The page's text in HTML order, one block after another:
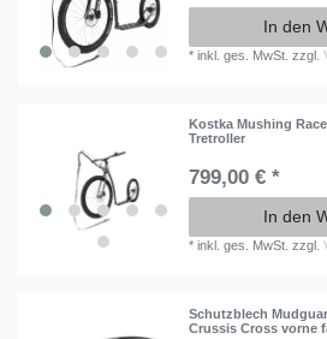
In den
*inkl. ges. MwSt. zzgl.
Kostka Mushing
Tretroller
799,00 € *
In den
*inkl. ges. MwSt. zzgl.
Schutzblech
Crussis Cross vorne